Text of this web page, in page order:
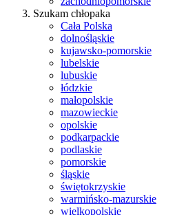
Szukam chłopaka
Cała Polska
dolnośląskie
kujawsko-pomorskie
lubelskie
lubuskie
łódzkie
małopolskie
mazowieckie
opolskie
podkarpackie
podlaskie
pomorskie
śląskie
świętokrzyskie
warmińsko-mazurskie
wielkopolskie